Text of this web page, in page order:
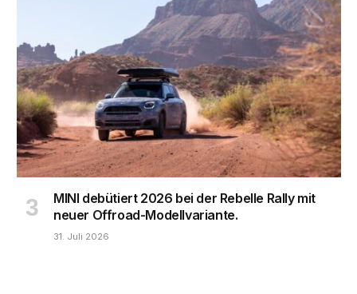
MINI debütiert 2026 bei der Rebelle Rally mit
neuer Offroad-Modellvariante.
31. Juli 2026